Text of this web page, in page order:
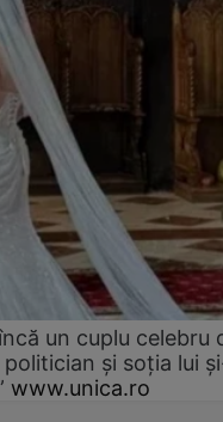
un cuplu celebru
și soția lui
www.unica.ro